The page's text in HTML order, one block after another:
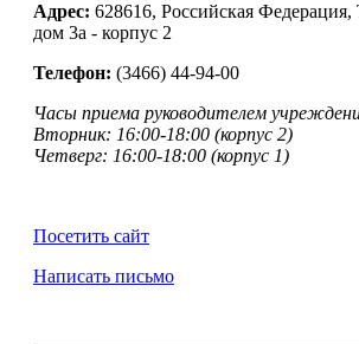
Адрес: 628616, Российская
дом 3а - корпус 2
Телефон: (3466) 44-94-00
Часы приема руководителем
Вторник: 16:00-18:00 (корпус 2)
Четверг: 16:00-18:00 (корпус 1)
Посетить сайт
Написать письмо